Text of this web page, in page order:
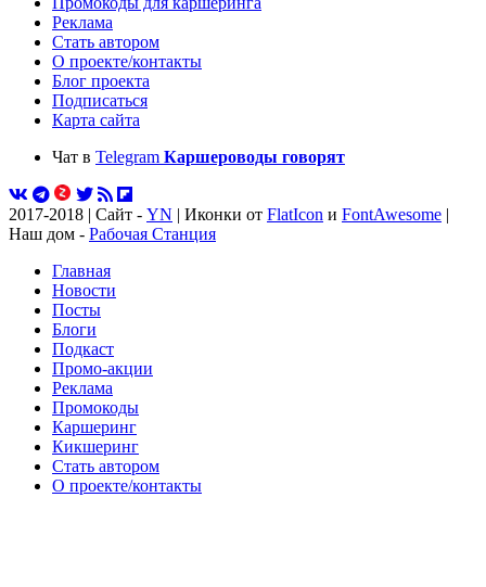
Реклама
Стать автором
О проекте/контакты
Блог проекта
Подписаться
Карта сайта
Чат в Telegram Каршероводы говорят
2017-2018 | Сайт - YN | Иконки от FlatIcon и FontAwesome |
Наш дом - Рабочая Станция
Главная
Новости
Посты
Блоги
Подкаст
Промо-акции
Реклама
Промокоды
Каршеринг
Кикшеринг
Стать автором
О проекте/контакты